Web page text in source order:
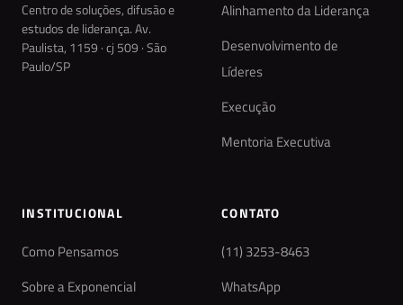
Centro de soluções, difusão e
estudos de liderança. Av.
Paulista, 1159 · cj 509 · São
Paulo/SP
Alinhamento da Liderança
Desenvolvimento de
Líderes
Execução
Mentoria Executiva
INSTITUCIONAL
Como Pensamos
Sobre a Exponencial
CONTATO
(11) 3253-8463
WhatsApp